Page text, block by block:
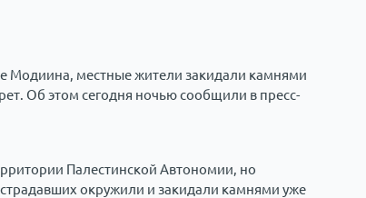
Модиина, местные жители закидали камнями
Об этом сегодня ночью сообщили в пресс-
Палестинской Автономии, но
окружили и закидали камнями уже